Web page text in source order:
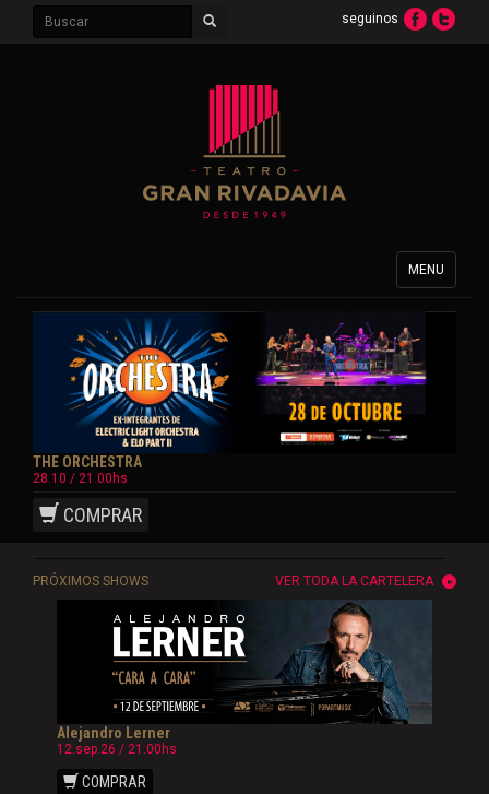
seguinos
Toggle
navigation
MENU
THE ORCHESTRA
28.10 / 21.00hs
COMPRAR
PRÓXIMOS SHOWS VER TODA LA CARTELERA
Alejandro Lerner
12.sep.26 / 21.00hs
COMPRAR